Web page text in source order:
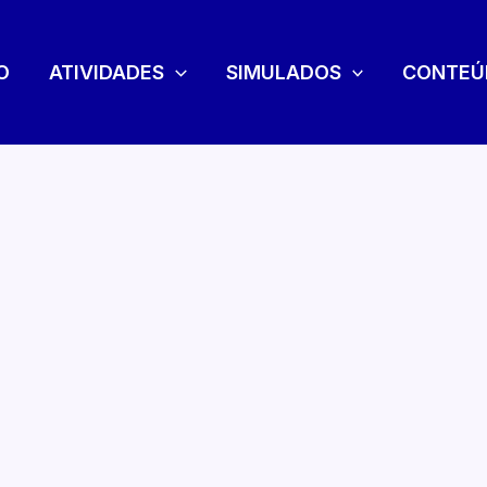
ATIVIDADES SIMULADOS